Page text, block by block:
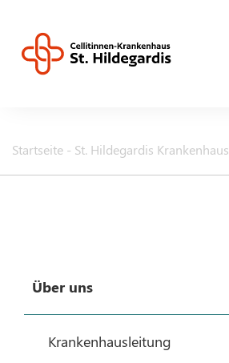
Startseite - St. Hildegardis Krankenhaus
Über uns
Krankenhausleitung